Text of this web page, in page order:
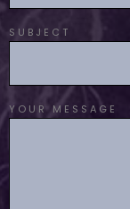
SUBJECT
YOUR MESSAGE